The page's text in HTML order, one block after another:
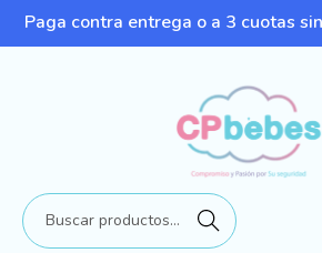
Paga contra entrega o a 3 cuotas
Buscar